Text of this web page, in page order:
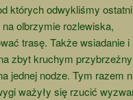
których odwykliśmy
olbrzymie rozlewiska,
trasę. Także wsiadanie i
zbyt kruchym
jednej nodze. Tym razem
ważyły się rzucić